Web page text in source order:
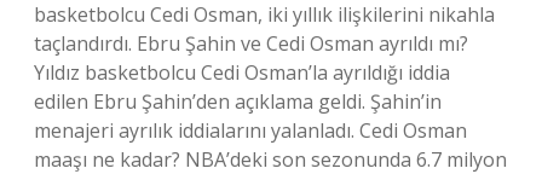
basketbolcu Cedi Osman, iki yıllık ilişkilerini nikahla
taçlandırdı. Ebru Şahin ve Cedi Osman ayrıldı mı?
Yıldız basketbolcu Cedi Osman’la ayrıldığı iddia
edilen Ebru Şahin’den açıklama geldi. Şahin’in
menajeri ayrılık iddialarını yalanladı. Cedi Osman
maaşı ne kadar? NBA’deki son sezonunda 6.7 milyon